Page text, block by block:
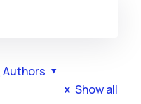
Authors
Show all